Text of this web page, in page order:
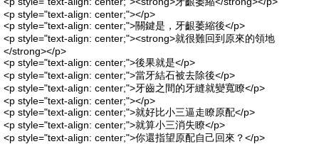
<p style="text-align: center;"></p>
<p style="text-align: center;">關鍵是，牙齦萎縮後</p>
<p style="text-align: center;"><strong>就很難回到原來的領地
</strong></p>
<p style="text-align: center;">後果就是</p>
<p style="text-align: center;">當牙結石被去除後</p>
<p style="text-align: center;">牙齒之間的牙縫就變寬瞭</p>
<p style="text-align: center;"></p>
<p style="text-align: center;">就好比小三逼走瞭原配</p>
<p style="text-align: center;">就算小三消失瞭</p>
<p style="text-align: center;">你還指望原配自己回來？</p>